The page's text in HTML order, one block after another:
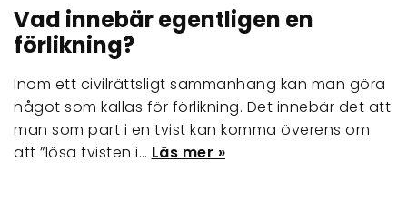
Vad innebär egentligen en
förlikning?
Inom ett civilrättsligt sammanhang kan man göra
något som kallas för förlikning. Det innebär det att
man som part i en tvist kan komma överens om
att ”lösa tvisten i… Läs mer »